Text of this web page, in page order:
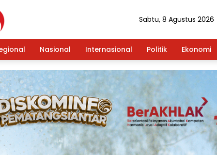
Sabtu, 8 Agustus 2026
Nasional Internasional Politik Ekonomi